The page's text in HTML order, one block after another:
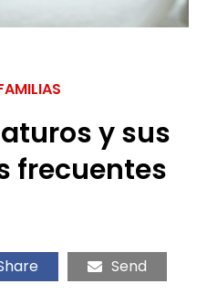
y sus
frecuentes
Send